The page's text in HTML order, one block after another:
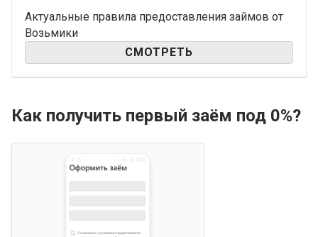
Актуальные правила предоставления займов от
Возьмики
СМОТРЕТЬ
Как получить первый заём под 0%?